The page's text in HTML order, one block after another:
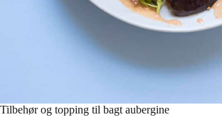
Tilbehør og topping til bagt aubergine